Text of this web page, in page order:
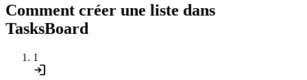
Comment créer une liste dans
TasksBoard
1
login